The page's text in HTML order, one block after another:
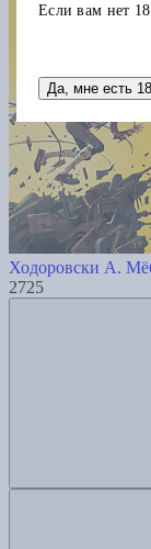
Ходоровски А.
2725
Если вам нет
Да, мне есть